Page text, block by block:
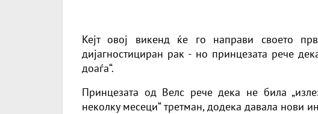
Кејт овој викенд ќе го направи своето
дијагностициран рак - но принцезата рече
доаѓа“.
Принцезата од Велс рече дека не била
неколку месеци“ третман, додека давала нови